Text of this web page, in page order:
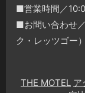
■営業時間／
■お問い合わせ
ク・レッツゴー）
THE MOTEL ア